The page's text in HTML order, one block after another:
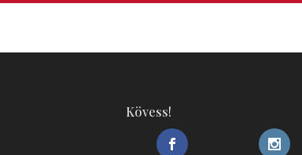
Kövess!